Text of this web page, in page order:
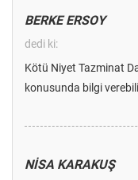
BERKE ERSOY
dedi ki:
Kötü Niyet Tazminat
konusunda bilgi
NİSA KARAKUŞ